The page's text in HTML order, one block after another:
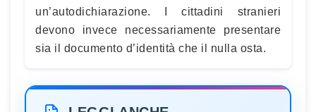
un’autodichiarazione. I cittadini stranieri
devono invece necessariamente presentare
sia il documento d’identità che il nulla osta.